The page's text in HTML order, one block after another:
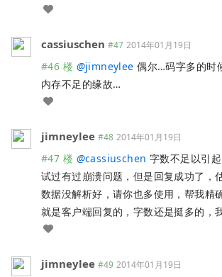
cassiuschen #47 2014年01月19日
#46 楼 @jimneylee 偶尔…码字多的时
内存不足的缘故…
jimneylee #48 2014年01月19日
#47 楼 @cassiuschen 字数不足以引
试过有过崩溃问题，但是回复成功了，
数据没解析好，请你也多使用，帮我精
就是客户端回复的，字数还是挺多的，
jimneylee #49 2014年01月19日